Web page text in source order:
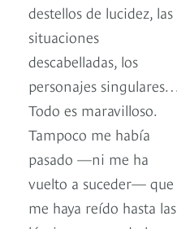
destellos de lucidez, las
situaciones
descabelladas, los
personajes singulares…
Todo es maravilloso.
Tampoco me había
pasado —ni me ha
vuelto a suceder— que
me haya reído hasta las